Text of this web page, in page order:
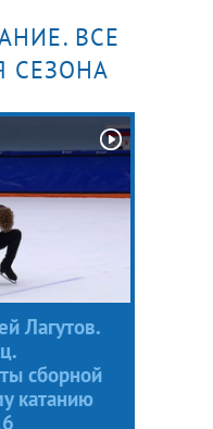
ВСЕ
СЕЗОНА
Лагутов.
сборной
катанию